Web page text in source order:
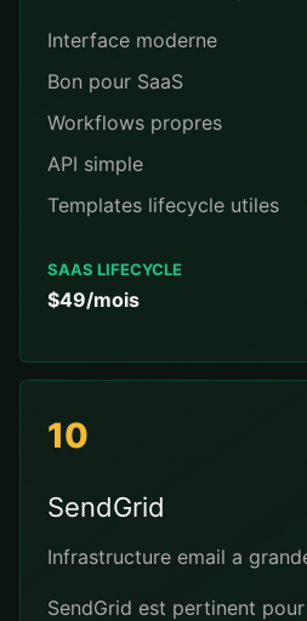
Interface moderne
Bon pour SaaS
Workflows propres
API simple
Templates lifecycle utiles
SAAS LIFECYCLE
$49/mois
10
SendGrid
Infrastructure email a
SendGrid est pertinent